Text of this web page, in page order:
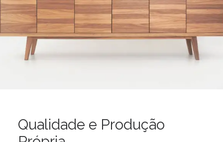
Qualidade e Produção